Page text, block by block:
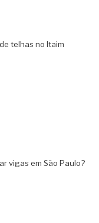
telhas no Itaim
vigas em São Paulo?